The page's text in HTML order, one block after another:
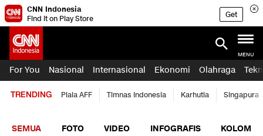
CNN Indonesia
Find it on Play Store
Get
MENU
For You Nasional Internasional Ekonomi Olahraga
TRENDING Piala AFF Timnas Indonesia Karhutla Singapura
SEMUA FOTO VIDEO INFOGRAFIS KOLOM